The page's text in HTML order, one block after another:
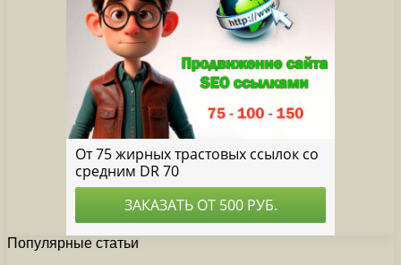
Популярные статьи